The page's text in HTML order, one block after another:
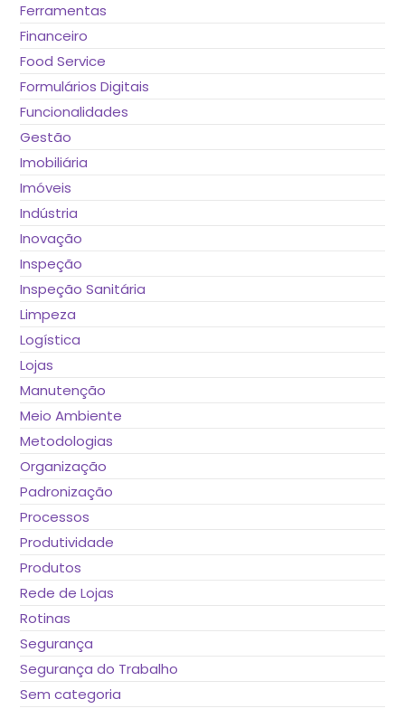
Ferramentas
Financeiro
Food Service
Formulários Digitais
Funcionalidades
Gestão
Imobiliária
Imóveis
Indústria
Inovação
Inspeção
Inspeção Sanitária
Limpeza
Logística
Lojas
Manutenção
Meio Ambiente
Metodologias
Organização
Padronização
Processos
Produtividade
Produtos
Rede de Lojas
Rotinas
Segurança
Segurança do Trabalho
Sem categoria